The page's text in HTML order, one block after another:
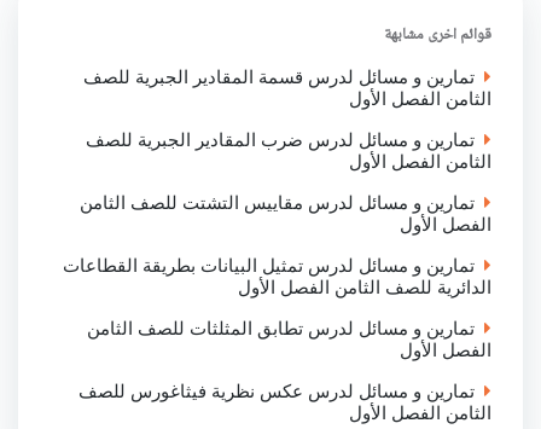
قوائم اخرى مشابهة
تمارين و مسائل لدرس قسمة المقادير الجبرية للصف
الثامن الفصل الأول
تمارين و مسائل لدرس ضرب المقادير الجبرية للصف
الثامن الفصل الأول
تمارين و مسائل لدرس مقاييس التشتت للصف الثامن
الفصل الأول
تمارين و مسائل لدرس تمثيل البيانات بطريقة القطاعات
الدائرية للصف الثامن الفصل الأول
تمارين و مسائل لدرس تطابق المثلثات للصف الثامن
الفصل الأول
تمارين و مسائل لدرس عكس نظرية فيثاغورس للصف
الثامن الفصل الأول